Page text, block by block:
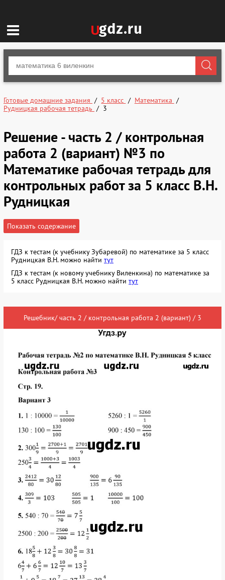
Готовые домашние задания 5 класс
Математика
Рудницкая рабочая тетрадь
3
Решение - часть 2 / контрольная
работа 2 (вариант) №3 по
Математике рабочая тетрадь для
контрольных работ за 5 класс В.Н.
Рудницкая
Показать содержание
ГДЗ к тестам (к учебнику Зубаревой) по математике за 5 класс
Рудницкая В.Н. можно найти тут
ГДЗ к тестам (к новому учебнику Виленкина) по математике за
5 класс Рудницкая В.Н. можно найти тут
Решебник/ часть 2 / контрольная работа 2 (вариант) / 3